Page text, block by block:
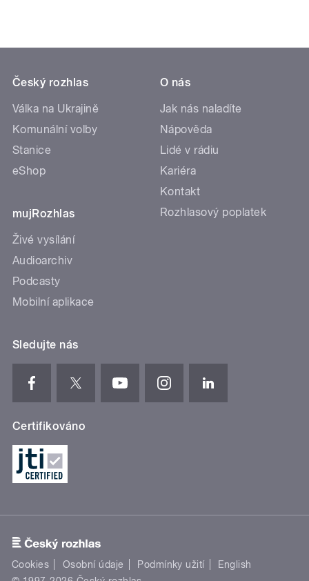
Český rozhlas
Válka na Ukrajině
Komunální volby
Stanice
eShop
mujRozhlas
Živé vysílání
Audioarchiv
Podcasty
Mobilní aplikace
O nás
Jak nás naladíte
Nápověda
Lidé v rádiu
Kariéra
Kontakt
Rozhlasový poplatek
Sledujte nás
Certifikováno
Cookies Osobní údaje Podmínky užití
English